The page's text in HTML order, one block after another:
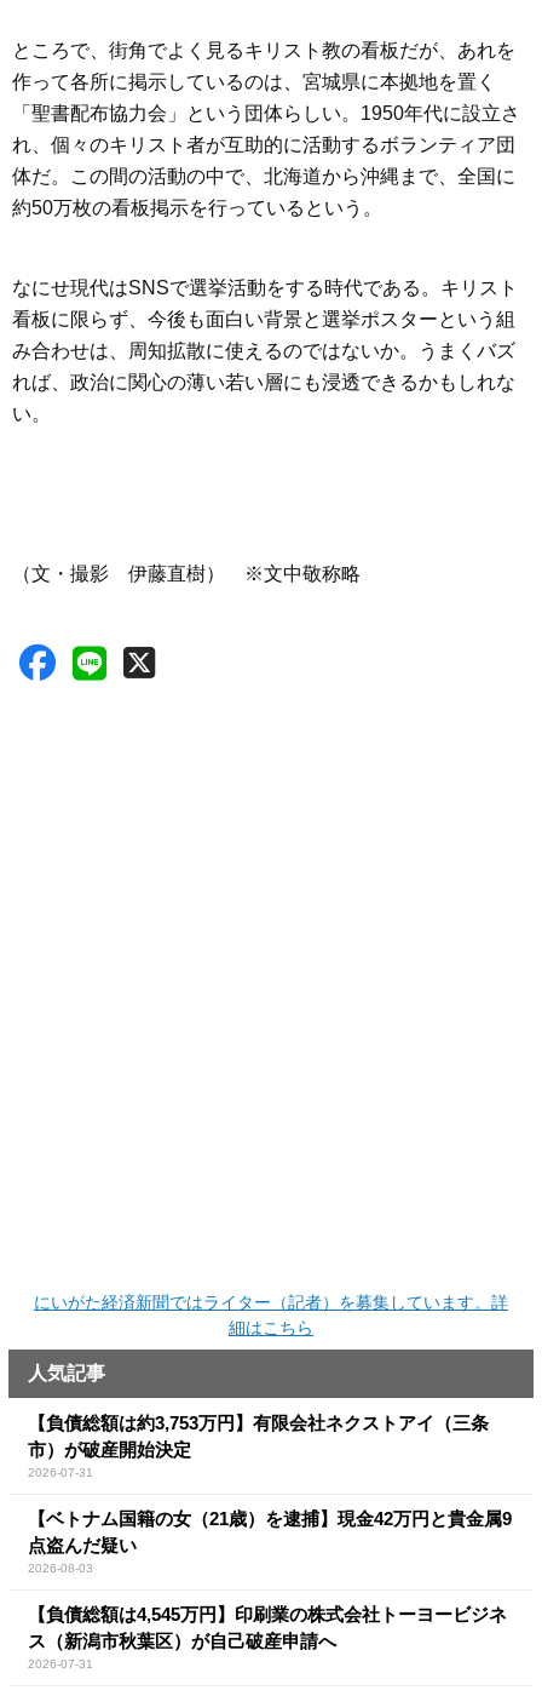
ところで、街角でよく見るキリスト教の看板だが、あれを
作って各所に掲示しているのは、宮城県に本拠地を置く
「聖書配布協力会」という団体らしい。1950年代に設立さ
れ、個々のキリスト者が互助的に活動するボランティア団
体だ。この間の活動の中で、北海道から沖縄まで、全国に
約50万枚の看板掲示を行っているという。
なにせ現代はSNSで選挙活動をする時代である。キリスト
看板に限らず、今後も面白い背景と選挙ポスターという組
み合わせは、周知拡散に使えるのではないか。うまくバズ
れば、政治に関心の薄い若い層にも浸透できるかもしれな
い。
（文・撮影 伊藤直樹） ※文中敬称略
にいがた経済新聞ではライター（記者）を募集しています。詳
細はこちら
人気記事
【負債総額は約3,753万円】有限会社ネクストアイ（三条
市）が破産開始決定
2026-07-31
【ベトナム国籍の女（21歳）を逮捕】現金42万円と貴金属9
点盗んだ疑い
2026-08-03
【負債総額は4,545万円】印刷業の株式会社トーヨービジネ
ス（新潟市秋葉区）が自己破産申請へ
2026-07-31